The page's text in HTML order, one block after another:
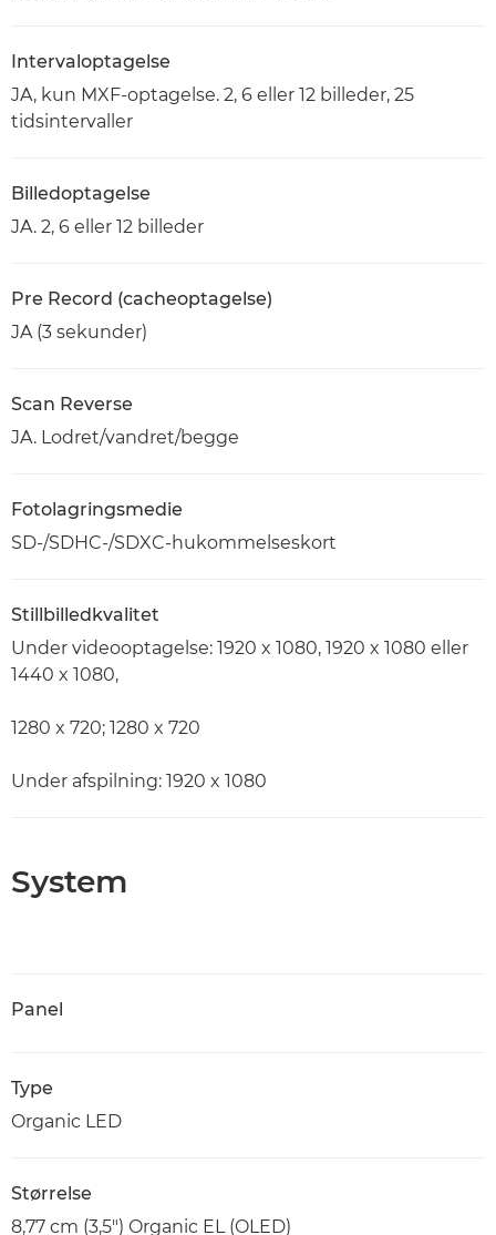
Intervaloptagelse
JA, kun MXF-optagelse. 2, 6 eller 12 billeder, 25
tidsintervaller
Billedoptagelse
JA. 2, 6 eller 12 billeder
Pre Record (cacheoptagelse)
JA (3 sekunder)
Scan Reverse
JA. Lodret/vandret/begge
Fotolagringsmedie
SD-/SDHC-/SDXC-hukommelseskort
Stillbilledkvalitet
Under videooptagelse: 1920 x 1080, 1920 x 1080 eller
1440 x 1080,
1280 x 720; 1280 x 720
Under afspilning: 1920 x 1080
System
Panel
Type
Organic LED
Størrelse
8,77 cm (3,5") Organic EL (OLED)